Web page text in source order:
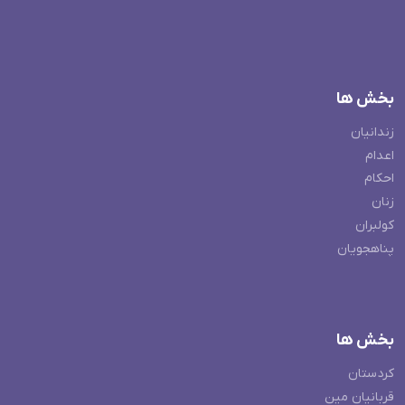
بخش ها
زندانیان
اعدام
احکام
زنان
کولبران
پناهجویان
بخش ها
کردستان
قربانیان مین